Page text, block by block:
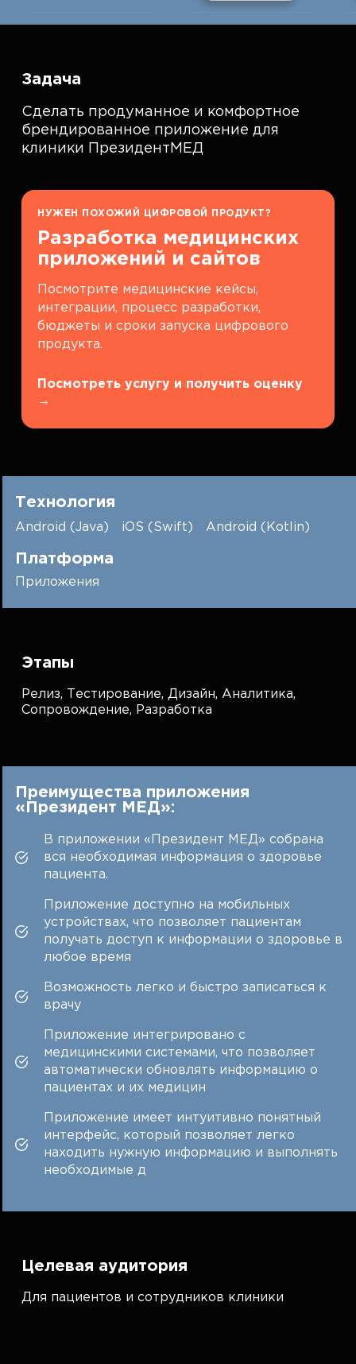
Задача
Сделать продуманное и комфортное
брендированное приложение для
клиники ПрезидентМЕД
НУЖЕН ПОХОЖИЙ ЦИФРОВОЙ ПРОДУКТ?
Разработка медицинских
приложений и сайтов
Посмотрите медицинские кейсы,
интеграции, процесс разработки,
бюджеты и сроки запуска цифрового
продукта.
Посмотреть услугу и получить оценку
→
Технология
Android (Java) iOS (Swift) Android (Kotlin)
Платформа
Приложения
Этапы
Релиз, Тестирование,Дизайн,Аналитика,
Сопровождение, Разработка
Преимущества приложения
«Президент МЕД»:
В приложении «Президент МЕД» собрана
вся необходимая информация о здоровье
пациента.
Приложение доступно на мобильных
устройствах, что позволяет пациентам
получать доступ к информации о здоровье в
любое время
Возможность легко и быстро записаться к
врачу
Приложение интегрировано с
медицинскими системами, что позволяет
автоматически обновлять информацию о
пациентах и их медицин
Приложение имеет интуитивно понятный
интерфейс, который позволяет легко
находить нужную информацию и выполнять
необходимые д
Целевая аудитория
Для пациентов и сотрудников клиники